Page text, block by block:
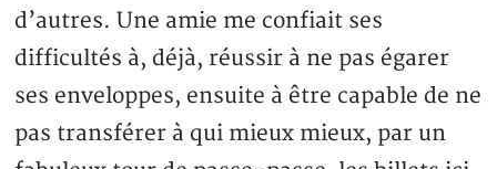
d’autres. Une amie me confiait ses
difficultés à, déjà, réussir à ne pas égarer
ses enveloppes, ensuite à être capable de ne
pas transférer à qui mieux mieux, par un